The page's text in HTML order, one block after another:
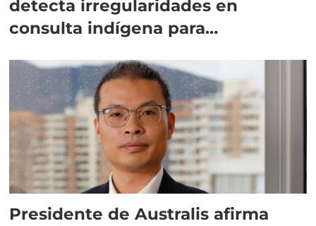
detecta irregularidades en
consulta indígena para
Presidente de Australis afirma